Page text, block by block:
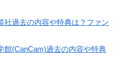
社過去の内容や特典は？ファン
館(CanCam)過去の内容や特典